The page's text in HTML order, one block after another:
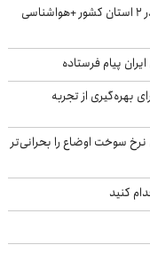
نفوذ جریان بارش‌زا به کشور؛ امشب بارش باران در ۲ استان کشور +هواشناسی
پیام فرستاده
بهره‌گیری از تجربه
نرخ سوخت اوضاع را بحرانی‌تر
کنید